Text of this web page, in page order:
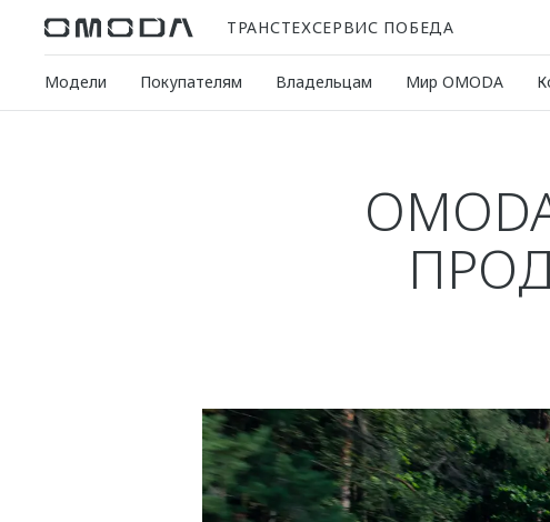
ТРАНСТЕХСЕРВИС ПОБЕДА
Модели Покупателям Владельцам Мир OMODA